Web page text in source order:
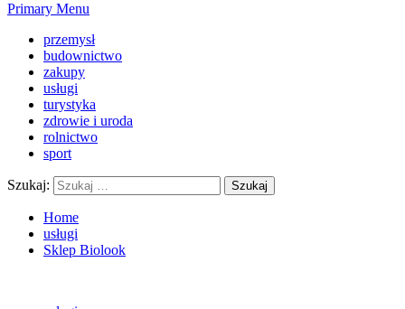
Primary Menu
przemysł
budownictwo
zakupy
usługi
turystyka
zdrowie i uroda
rolnictwo
sport
Szukaj:
Home
usługi
Sklep Biolook